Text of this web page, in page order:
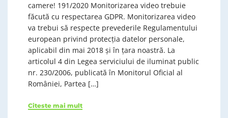
camere! 191/2020 Monitorizarea video trebuie
făcută cu respectarea GDPR. Monitorizarea video
va trebui să respecte prevederile Regulamentului
european privind protecţia datelor personale,
aplicabil din mai 2018 şi în ţara noastră. La
articolul 4 din Legea serviciului de iluminat public
nr. 230/2006, publicată în Monitorul Oficial al
României, Partea […]
Citeste mai mult